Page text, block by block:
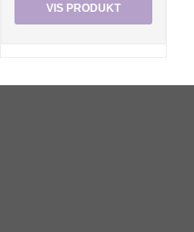
VIS PRODUKT